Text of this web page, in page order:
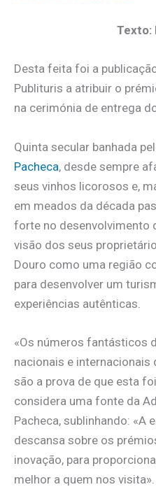
Texto:
Desta feita foi a
Publituris a atribuir o
na cerimónia de entrega
Quinta secular banhada
Pacheca, desde sempre
seus vinhos licorosos e,
em meados da década
forte no desenvolvimento
visão dos seus
Douro como uma região
para desenvolver um
experiências autênticas.
«Os números fantásticos
nacionais e internacionais
são a prova de que esta
considera uma fonte da
Pacheca, sublinhando: «A
descansa sobre os
inovação, para
melhor a quem nos